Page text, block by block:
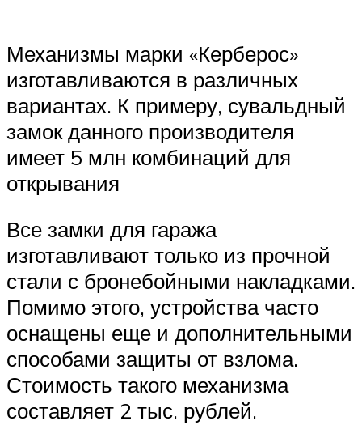
Механизмы марки «Керберос»
изготавливаются в различных
вариантах. К примеру, сувальдный
замок данного производителя
имеет 5 млн комбинаций для
открывания
Все замки для гаража
изготавливают только из прочной
стали с бронебойными накладками.
Помимо этого, устройства часто
оснащены еще и дополнительными
способами защиты от взлома.
Стоимость такого механизма
составляет 2 тыс. рублей.